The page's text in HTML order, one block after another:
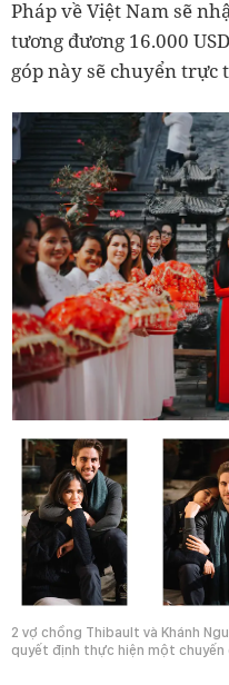
Pháp về Việt Nam sẽ
tương đương 16.000
góp này sẽ chuyển trực
2 vợ chồng Thibault và Khánh
quyết định thực hiện một